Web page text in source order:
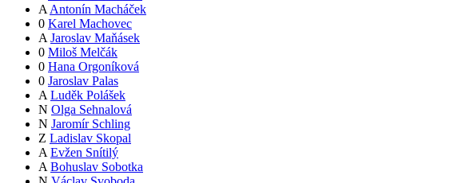
A Antonín Macháček
0 Karel Machovec
A Jaroslav Maňásek
0 Miloš Melčák
0 Hana Orgoníková
0 Jaroslav Palas
A Luděk Polášek
N Olga Sehnalová
N Jaromír Schling
Z Ladislav Skopal
A Evžen Snítilý
A Bohuslav Sobotka